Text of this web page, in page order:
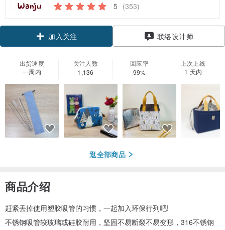
5 (353)
加入关注 联络设计师
出货速度
一周内
关注人数
1,136
回应率
99%
上次上线
1 天内
逛全部商品
商品介绍
赶紧丢掉使用塑胶吸管的习惯，一起加入环保行列吧!
不锈钢吸管较玻璃或硅胶耐用，坚固不易断裂不易变形，316不锈钢